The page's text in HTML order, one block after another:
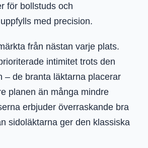
för bollstuds och
med precision.
från nästan varje plats.
intimitet trots den
– de branta läktarna placerar
planen än många mindre
erbjuder överraskande bra
sidoläktarna ger den klassiska